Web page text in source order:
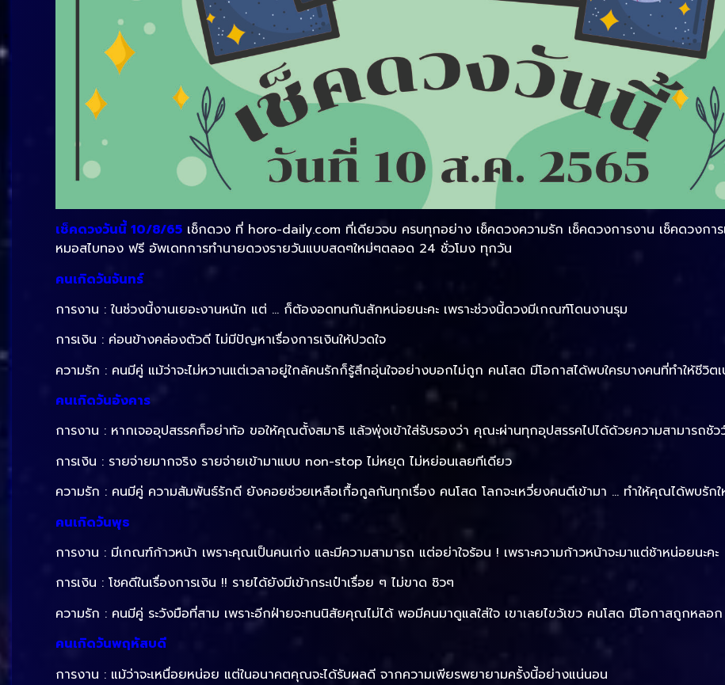
เช็คดวงวันนี้ 10/8/65 เช็กดวง ที่ horo-daily.com ที่เดียวจบ ครบทุกอย่าง เช็คดวงความรัก เช็คดวงการงาน เช็คดวงก
หมอสไบทอง ฟรี อัพเดทการทำนายดวงรายวันแบบสดๆใหม่ๆตลอด 24 ชั่วโมง ทุกวัน
คนเกิดวันจันทร์
การงาน : ในช่วงนี้งานเยอะงานหนัก แต่ … ก็ต้องอดทนกันสักหน่อยนะคะ เพราะช่วงนี้ดวงมีเกณฑ์โดนงานรุม
การเงิน : ค่อนข้างคล่องตัวดี ไม่มีปัญหาเรื่องการเงินให้ปวดใจ
ความรัก : คนมีคู่ แม้ว่าจะไม่หวานแต่เวลาอยู่ใกล้คนรักก็รู้สึกอุ่นใจอย่างบอกไม่ถูก คนโสด มีโอกาสได้พบใครบางคนที่ทำให้ชีวิต
คนเกิดวันอังคาร
การงาน : หากเจออุปสรรคก็อย่าท้อ ขอให้คุณตั้งสมาธิ แล้วพุ่งเข้าใส่รับรองว่า คุณะผ่านทุกอุปสรรคไปได้ด้วยความสามารถชัว
การเงิน : รายจ่ายมากจริง รายจ่ายเข้ามาแบบ non-stop ไม่หยุด ไม่หย่อนเลยทีเดียว
ความรัก : คนมีคู่ ความสัมพันธ์รักดี ยังคอยช่วยเหลือเกื้อกูลกันทุกเรื่อง คนโสด โลกจะเหวี่ยงคนดีเข้ามา … ทำให้คุณได้พบรัก
คนเกิดวันพุธ
การงาน : มีเกณฑ์ก้าวหน้า เพราะคุณเป็นคนเก่ง และมีความสามารถ แต่อย่าใจร้อน ! เพราะความก้าวหน้าจะมาแต่ช้าหน่อยนะคะ
การเงิน : โชคดีในเรื่องการเงิน !! รายได้ยังมีเข้ากระเป๋าเรื่อย ๆ ไม่ขาด ชิวๆ
ความรัก : คนมีคู่ ระวังมือที่สาม เพราะอีกฝ่ายจะทนนิสัยคุณไม่ได้ พอมีคนมาดูแลใส่ใจ เขาเลยไขว้เขว คนโสด มีโอกาสถูกหลอก
คนเกิดวันพฤหัสบดี
การงาน : แม้ว่าจะเหนื่อยหน่อย แต่ในอนาคตคุณจะได้รับผลดี จากความเพียรพยายามครั้งนี้อย่างแน่นอน